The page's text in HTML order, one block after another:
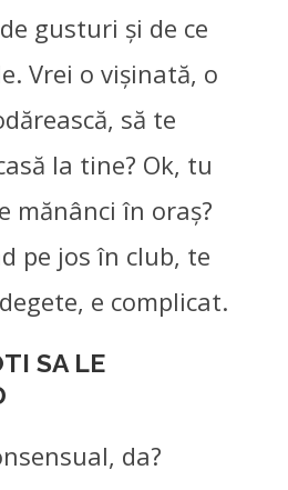
gusturi și de ce
Vrei o vișinată, o
să te
la tine? Ok, tu
mănânci în oraș?
pe jos în club, te
e complicat.
SA LE
da?